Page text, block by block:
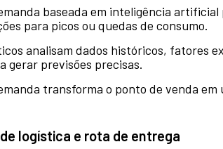
baseada em inteligência
para picos ou quedas de consumo.
analisam dados históricos, fatores
gerar previsões precisas.
transforma o ponto de venda
logística e rota de entrega